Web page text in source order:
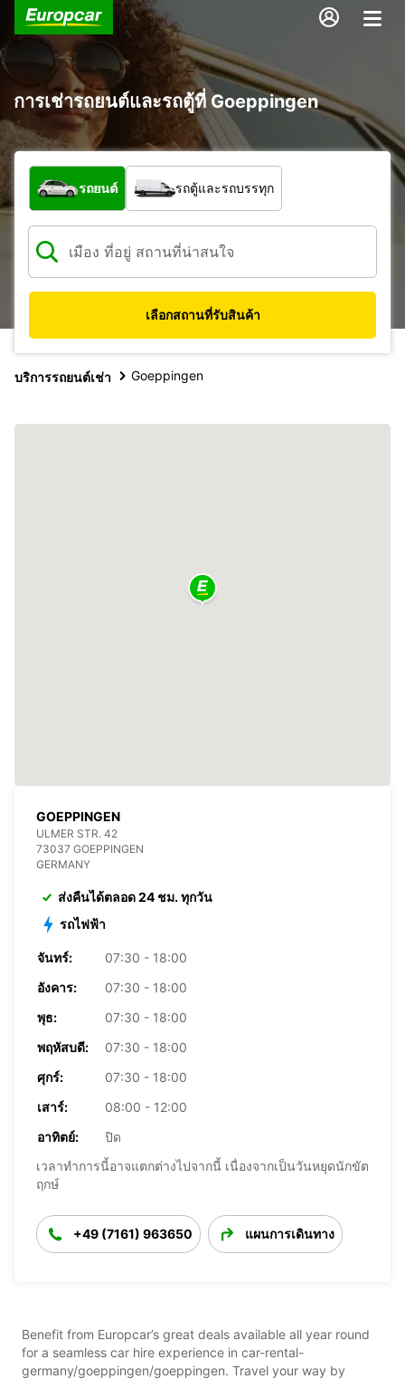
การเช่ารถยนต์และรถตู้ที่ Goeppingen
รถประเภทใด
รถยนต์ รถตู้และรถบรรทุก
เลือกสถานที่รับสินค้า
บริการรถยนต์เช่า Goeppingen
GOEPPINGEN
ULMER STR. 42
73037 GOEPPINGEN
GERMANY
ส่งคืนได้ตลอด 24 ชม. ทุกวัน
รถไฟฟ้า
จันทร์:
07:30 - 18:00
อังคาร:
07:30 - 18:00
พุธ:
07:30 - 18:00
พฤหัสบดี:
07:30 - 18:00
ศุกร์:
07:30 - 18:00
เสาร์:
08:00 - 12:00
อาทิตย์:
ปิด
เวลาทำการนี้อาจแตกต่างไปจากนี้ เนื่องจากเป็นวันหยุดนักขัต
ฤกษ์
+49 (7161) 963650 แผนการเดินทาง
Benefit from Europcar’s great deals available all year round
for a seamless car hire experience in car-rental-
germany/goeppingen/goeppingen. Travel your way by